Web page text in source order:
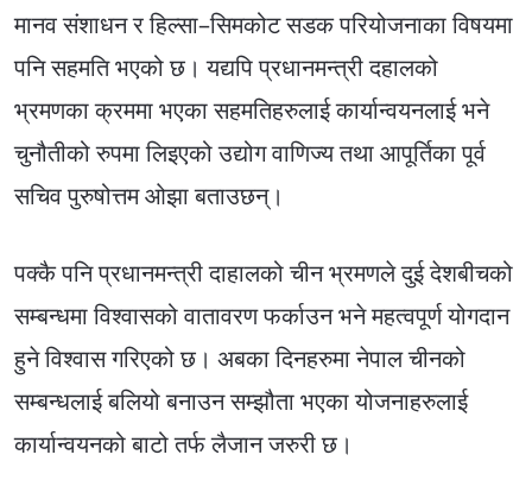
मानव संशाधन र हिल्सा–सिमकोट सडक परियोजनाका विषयमा
पनि सहमति भएको छ। यद्यपि प्रधानमन्त्री दहालको
भ्रमणका क्रममा भएका सहमतिहरुलाई कार्यान्वयनलाई भने
चुनौतीको रुपमा लिइएको उद्योग वाणिज्य तथा आपूर्तिका पूर्व
सचिव पुरुषोत्तम ओझा बताउछन्।
पक्कै पनि प्रधानमन्त्री दाहालको चीन भ्रमणले दुई देशबीचको
सम्बन्धमा विश्वासको वातावरण फर्काउन भने महत्वपूर्ण योगदान
हुने विश्वास गरिएको छ। अबका दिनहरुमा नेपाल चीनको
सम्बन्धलाई बलियो बनाउन सम्झौता भएका योजनाहरुलाई
कार्यान्वयनको बाटो तर्फ लैजान जरुरी छ।